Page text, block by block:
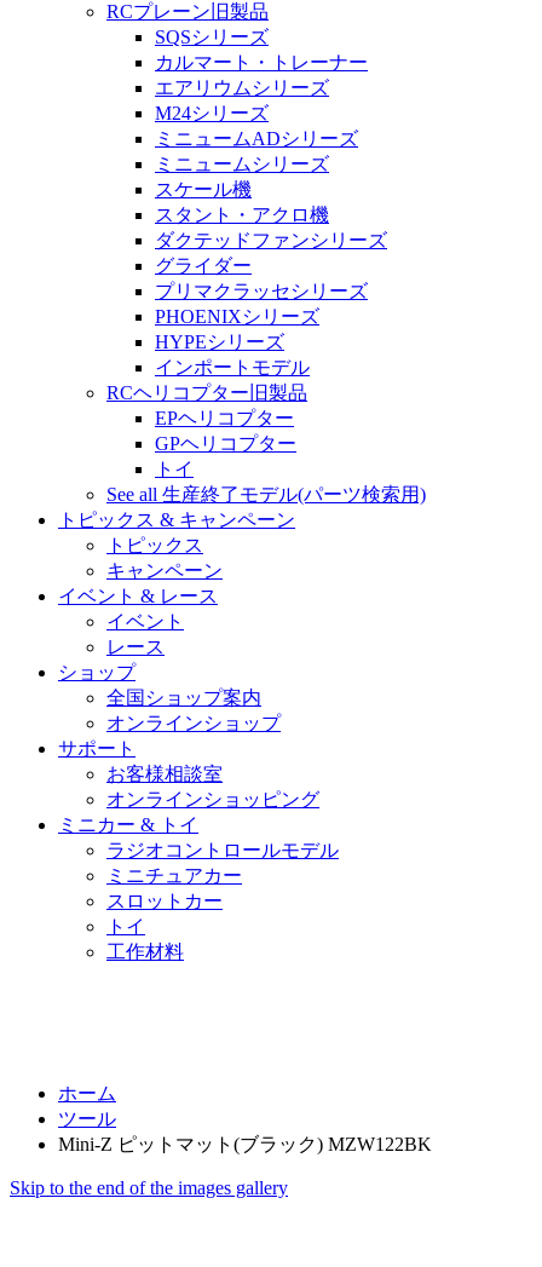
RCプレーン旧製品
SQSシリーズ
カルマート・トレーナー
エアリウムシリーズ
M24シリーズ
ミニュームADシリーズ
ミニュームシリーズ
スケール機
スタント・アクロ機
ダクテッドファンシリーズ
グライダー
プリマクラッセシリーズ
PHOENIXシリーズ
HYPEシリーズ
インポートモデル
RCヘリコプター旧製品
EPヘリコプター
GPヘリコプター
トイ
See all 生産終了モデル(パーツ検索用)
トピックス & キャンペーン
トピックス
キャンペーン
イベント & レース
イベント
レース
ショップ
全国ショップ案内
オンラインショップ
サポート
お客様相談室
オンラインショッピング
ミニカー & トイ
ラジオコントロールモデル
ミニチュアカー
スロットカー
トイ
工作材料
ホーム
ツール
Mini-Z ピットマット(ブラック) MZW122BK
Skip to the end of the images gallery